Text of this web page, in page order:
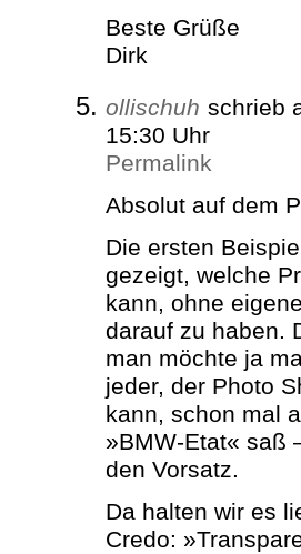
Beste Grüße
Dirk
ollischuh schrieb
15:30 Uhr
Permalink
Absolut auf dem
Die ersten
gezeigt, welche
kann, ohne
darauf zu haben.
man möchte ja
jeder, der Photo
kann, schon mal
»BMW-Etat« saß
den Vorsatz.
Da halten wir es
Credo: